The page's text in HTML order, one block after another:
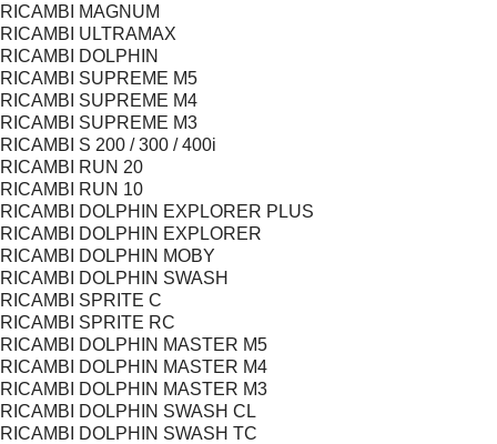
RICAMBI MAGNUM
RICAMBI ULTRAMAX
RICAMBI DOLPHIN
RICAMBI SUPREME M5
RICAMBI SUPREME M4
RICAMBI SUPREME M3
RICAMBI S 200 / 300 / 400i
RICAMBI RUN 20
RICAMBI RUN 10
RICAMBI DOLPHIN EXPLORER PLUS
RICAMBI DOLPHIN EXPLORER
RICAMBI DOLPHIN MOBY
RICAMBI DOLPHIN SWASH
RICAMBI SPRITE C
RICAMBI SPRITE RC
RICAMBI DOLPHIN MASTER M5
RICAMBI DOLPHIN MASTER M4
RICAMBI DOLPHIN MASTER M3
RICAMBI DOLPHIN SWASH CL
RICAMBI DOLPHIN SWASH TC